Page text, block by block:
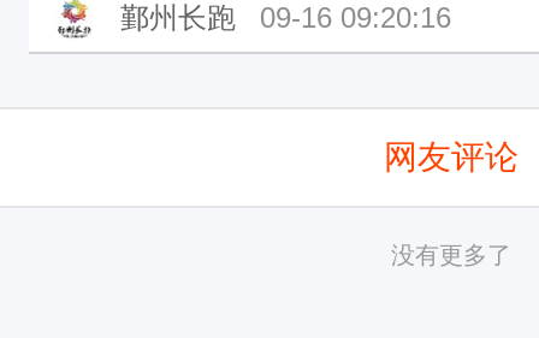
鄞州长跑
09-16 09:20:16
网友评论
没有更多了